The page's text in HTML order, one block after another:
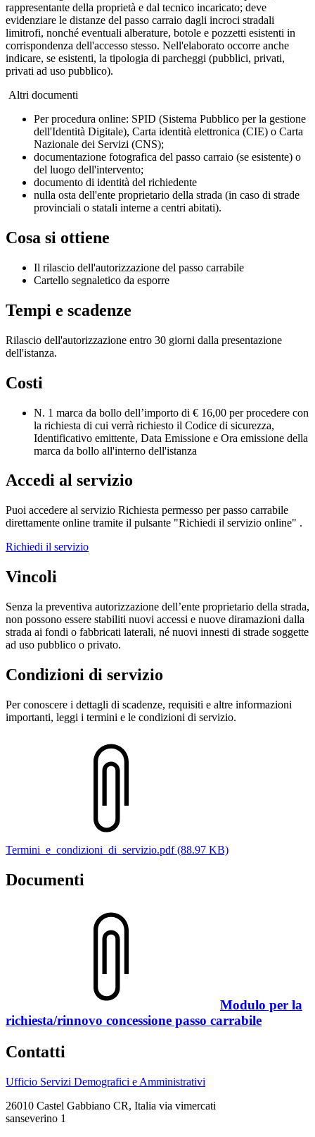
rappresentante della proprietà e dal tecnico incaricato; deve
evidenziare le distanze del passo carraio dagli incroci stradali
limitrofi, nonché eventuali alberature, botole e pozzetti esistenti in
corrispondenza dell'accesso stesso. Nell'elaborato occorre anche
indicare, se esistenti, la tipologia di parcheggi (pubblici, privati,
privati ad uso pubblico).
Altri documenti
Per procedura online: SPID (Sistema Pubblico per la gestione
dell'Identità Digitale), Carta identità elettronica (CIE) o Carta
Nazionale dei Servizi (CNS);
documentazione fotografica del passo carraio (se esistente) o
del luogo dell'intervento;
documento di identità del richiedente
nulla osta dell'ente proprietario della strada (in caso di strade
provinciali o statali interne a centri abitati).
Cosa si ottiene
Il rilascio dell'autorizzazione del passo carrabile
Cartello segnaletico da esporre
Tempi e scadenze
Rilascio dell'autorizzazione entro 30 giorni dalla presentazione
dell'istanza.
Costi
N. 1 marca da bollo dell’importo di € 16,00 per procedere con
la richiesta di cui verrà richiesto il Codice di sicurezza,
Identificativo emittente, Data Emissione e Ora emissione della
marca da bollo all'interno dell'istanza
Accedi al servizio
Puoi accedere al servizio Richiesta permesso per passo carrabile
direttamente online tramite il pulsante "Richiedi il servizio online" .
Richiedi il servizio
Vincoli
Senza la preventiva autorizzazione dell’ente proprietario della strada,
non possono essere stabiliti nuovi accessi e nuove diramazioni dalla
strada ai fondi o fabbricati laterali, né nuovi innesti di strade soggette
ad uso pubblico o privato.
Condizioni di servizio
Per conoscere i dettagli di scadenze, requisiti e altre informazioni
importanti, leggi i termini e le condizioni di servizio.
Termini_e_condizioni_di_servizio.pdf (88.97 KB)
Documenti
Modulo per la
richiesta/rinnovo concessione passo carrabile
Contatti
Ufficio Servizi Demografici e Amministrativi
26010 Castel Gabbiano CR, Italia via vimercati
sanseverino 1